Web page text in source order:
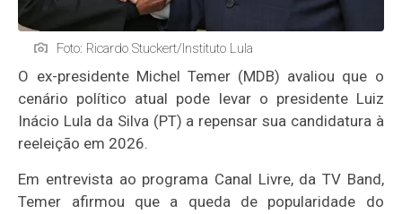
Foto: Ricardo Stuckert/Instituto Lula
O ex-presidente Michel Temer (MDB) avaliou que o
cenário político atual pode levar o presidente Luiz
Inácio Lula da Silva (PT) a repensar sua candidatura à
reeleição em 2026.
Em entrevista ao programa Canal Livre, da TV Band,
Temer afirmou que a queda de popularidade do